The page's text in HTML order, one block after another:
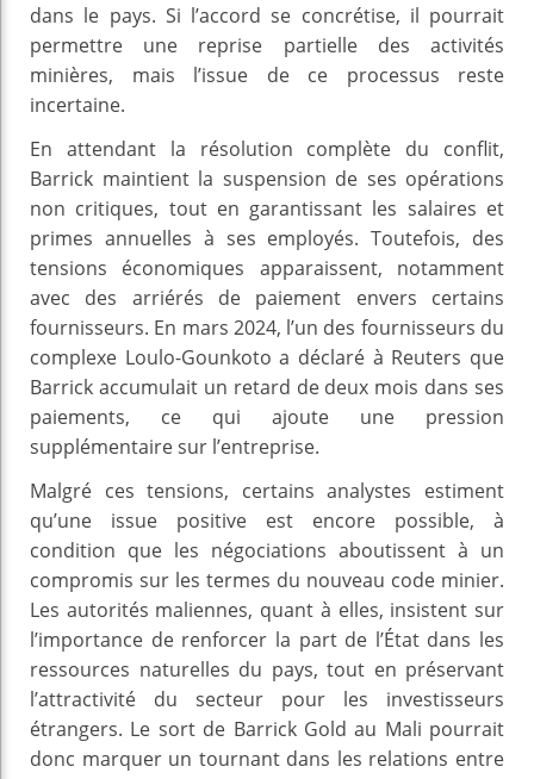
dans le pays. Si l’accord se concrétise, il pourrait
permettre une reprise partielle des activités
minières, mais l’issue de ce processus reste
incertaine.
En attendant la résolution complète du conflit,
Barrick maintient la suspension de ses opérations
non critiques, tout en garantissant les salaires et
primes annuelles à ses employés. Toutefois, des
tensions économiques apparaissent, notamment
avec des arriérés de paiement envers certains
fournisseurs. En mars 2024, l’un des fournisseurs du
complexe Loulo-Gounkoto a déclaré à Reuters que
Barrick accumulait un retard de deux mois dans ses
paiements, ce qui ajoute une pression
supplémentaire sur l’entreprise.
Malgré ces tensions, certains analystes estiment
qu’une issue positive est encore possible, à
condition que les négociations aboutissent à un
compromis sur les termes du nouveau code minier.
Les autorités maliennes, quant à elles, insistent sur
l’importance de renforcer la part de l’État dans les
ressources naturelles du pays, tout en préservant
l’attractivité du secteur pour les investisseurs
étrangers. Le sort de Barrick Gold au Mali pourrait
donc marquer un tournant dans les relations entre